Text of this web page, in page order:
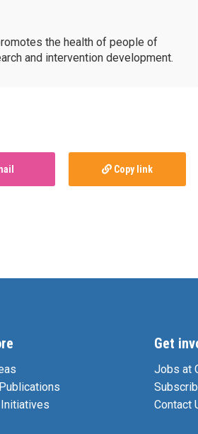
the health of people of
and intervention development.
Copy link
Get
Jobs at
Contact